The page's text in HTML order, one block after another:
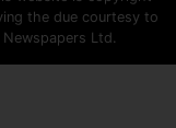
the due courtesy to
Ltd.